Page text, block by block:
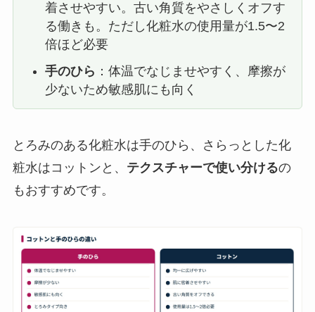
着させやすい。古い角質をやさしくオフす
る働きも。ただし化粧水の使用量が1.5〜2
倍ほど必要
手のひら ：体温でなじませやすく、摩擦が
少ないため敏感肌にも向く
とろみのある化粧水は手のひら、さらっとした化
粧水はコットンと、 テクスチャーで使い分けるの
もおすすめです。